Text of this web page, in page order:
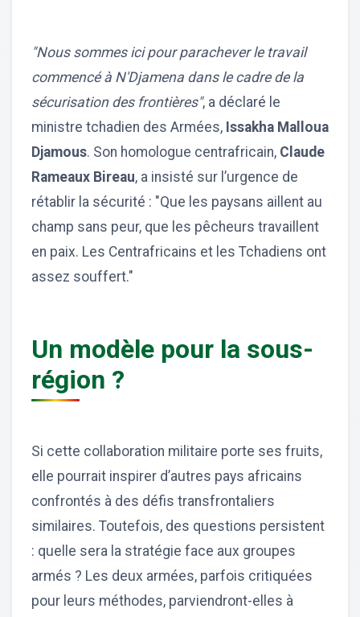
"Nous sommes ici pour parachever le travail
commencé à N'Djamena dans le cadre de la
sécurisation des frontières", a déclaré le
ministre tchadien des Armées, Issakha Malloua
Djamous. Son homologue centrafricain, Claude
Rameaux Bireau, a insisté sur l’urgence de
rétablir la sécurité : "Que les paysans aillent au
champ sans peur, que les pêcheurs travaillent
en paix. Les Centrafricains et les Tchadiens ont
assez souffert."
Un modèle pour la sous-
région ?
Si cette collaboration militaire porte ses fruits,
elle pourrait inspirer d’autres pays africains
confrontés à des défis transfrontaliers
similaires. Toutefois, des questions persistent
: quelle sera la stratégie face aux groupes
armés ? Les deux armées, parfois critiquées
pour leurs méthodes, parviendront-elles à